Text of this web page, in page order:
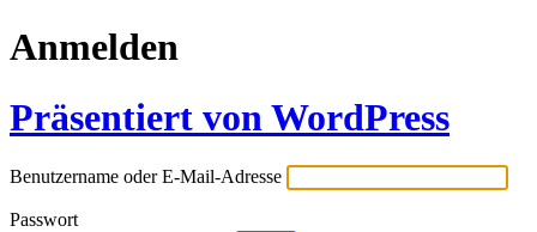
Anmelden
Präsentiert von WordPress
Benutzername oder E-Mail-Adresse
Passwort